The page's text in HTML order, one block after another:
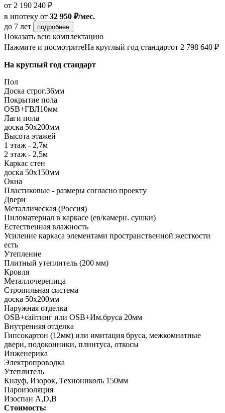
от 2 190 240 ₽
в ипотеку от 32 950 ₽/мес.
до 7 лет
подробнее
Показать всю комплектацию
Нажмите и посмотритеНа круглый год стандартот 2 798 640 ₽
На круглый год стандарт
Пол
Доска строг.36мм
Покрытие пола
ОSB+ГВЛ10мм
Лаги пола
доска 50х200мм
Высота этажей
1 этаж - 2,7м
2 этаж - 2,5м
Каркас стен
доска 50х150мм
Окна
Пластиковые - размеры согласно проекту
Двери
Металлическая (Россия)
Пиломатериал в каркасе (ев/камерн. сушки)
Естественная влажность
Усиление каркаса элементами пространственной жесткости
есть
Утепление
Плитный утеплитель (200 мм)
Кровля
Металлочерепица
Стропильная система
доска 50х200мм
Наружная отделка
OSB+сайтинг или OSB+Им.бруса 20мм
Внутренняя отделка
Гипсокартон (12мм) или имитация бруса, межкомнатные
двери, подоконники, плинтуса, откосы
Инженерика
Электропроводка
Утеплитель
Кнауф, Изорок, Технониколь 150мм
Пароизоляция
Изоспан A,D,B
Стоимость: